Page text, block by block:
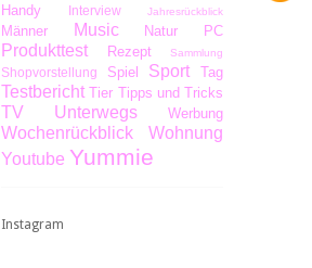
Handy
Interview Jahresrückblick
Männer Music Natur PC
Produkttest Rezept Sammlung
Shopvorstellung Spiel Sport Tag
Testbericht Tier Tipps und Tricks
TV Unterwegs Werbung
Wochenrückblick
Wohnung
Youtube Yummie
Instagram